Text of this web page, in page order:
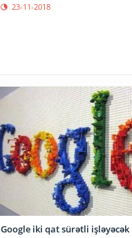
23-11-2018
Google iki qat sürətli işləyəcək